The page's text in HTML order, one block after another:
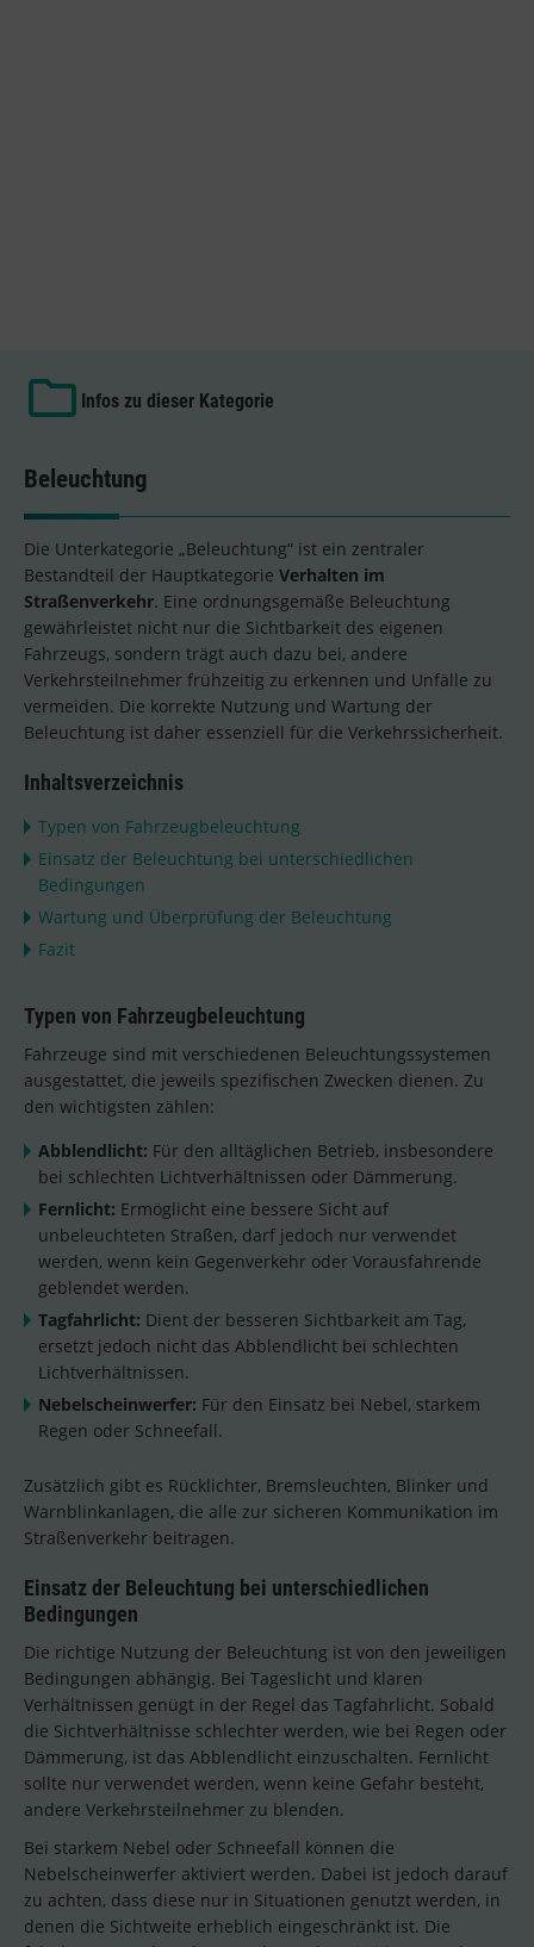
Infos zu dieser Kategorie
Beleuchtung
Die Unterkategorie „Beleuchtung“ ist ein zentraler
Bestandteil der Hauptkategorie Verhalten im
Straßenverkehr. Eine ordnungsgemäße Beleuchtung
gewährleistet nicht nur die Sichtbarkeit des eigenen
Fahrzeugs, sondern trägt auch dazu bei, andere
Verkehrsteilnehmer frühzeitig zu erkennen und Unfälle zu
vermeiden. Die korrekte Nutzung und Wartung der
Beleuchtung ist daher essenziell für die Verkehrssicherheit.
Inhaltsverzeichnis
Typen von Fahrzeugbeleuchtung
Einsatz der Beleuchtung bei unterschiedlichen
Bedingungen
Wartung und Überprüfung der Beleuchtung
Fazit
Typen von Fahrzeugbeleuchtung
Fahrzeuge sind mit verschiedenen Beleuchtungssystemen
ausgestattet, die jeweils spezifischen Zwecken dienen. Zu
den wichtigsten zählen:
Abblendlicht: Für den alltäglichen Betrieb, insbesondere
bei schlechten Lichtverhältnissen oder Dämmerung.
Fernlicht: Ermöglicht eine bessere Sicht auf
unbeleuchteten Straßen, darf jedoch nur verwendet
werden, wenn kein Gegenverkehr oder Vorausfahrende
geblendet werden.
Tagfahrlicht: Dient der besseren Sichtbarkeit am Tag,
ersetzt jedoch nicht das Abblendlicht bei schlechten
Lichtverhältnissen.
Nebelscheinwerfer: Für den Einsatz bei Nebel, starkem
Regen oder Schneefall.
Zusätzlich gibt es Rücklichter, Bremsleuchten, Blinker und
Warnblinkanlagen, die alle zur sicheren Kommunikation im
Straßenverkehr beitragen.
Einsatz der Beleuchtung bei unterschiedlichen
Bedingungen
Die richtige Nutzung der Beleuchtung ist von den jeweiligen
Bedingungen abhängig. Bei Tageslicht und klaren
Verhältnissen genügt in der Regel das Tagfahrlicht. Sobald
die Sichtverhältnisse schlechter werden, wie bei Regen oder
Dämmerung, ist das Abblendlicht einzuschalten. Fernlicht
sollte nur verwendet werden, wenn keine Gefahr besteht,
andere Verkehrsteilnehmer zu blenden.
Bei starkem Nebel oder Schneefall können die
Nebelscheinwerfer aktiviert werden. Dabei ist jedoch darauf
zu achten, dass diese nur in Situationen genutzt werden, in
denen die Sichtweite erheblich eingeschränkt ist. Die